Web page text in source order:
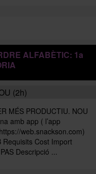
ALFABÈTIC: 1a
(2h)
MÉS PRODUCTIU. NOU
amb app ( l’app
web.snackson.com)
Requisits Cost Import
Descripció ...